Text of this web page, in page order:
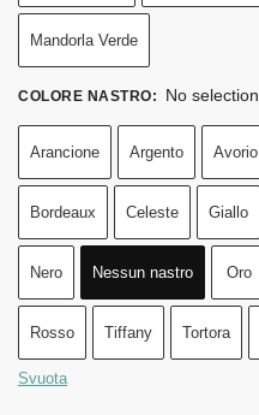
Mandorla Verde
COLORE NASTRO: No selection
Arancione Argento Avorio
Bordeaux Celeste Giallo
Nero Nessun nastro Oro
Rosso Tiffany Tortora
Svuota